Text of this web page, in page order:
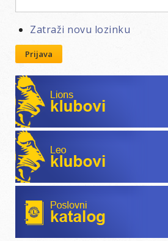
Zatraži novu lozinku
Prijava
Lions klubovi
Leo klubovi